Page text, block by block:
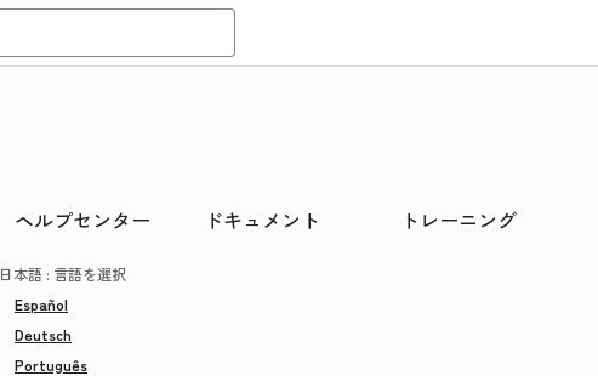
ヘルプセンター ドキュメント トレーニング
日本語 : 言語を選択
Español
Deutsch
Português